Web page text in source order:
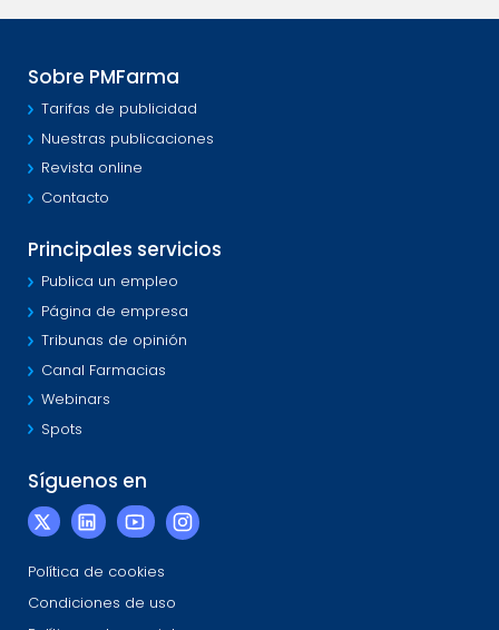
Sobre PMFarma
Tarifas de publicidad
Nuestras publicaciones
Revista online
Contacto
Principales servicios
Publica un empleo
Página de empresa
Tribunas de opinión
Canal Farmacias
Webinars
Spots
Síguenos en
Política de cookies
Condiciones de uso